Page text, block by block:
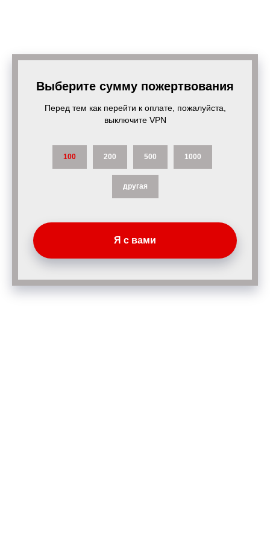
Выберите сумму пожертвования
Перед тем как перейти к оплате, пожалуйста,
выключите VPN
100 200 500 1000
другая
Я с вами